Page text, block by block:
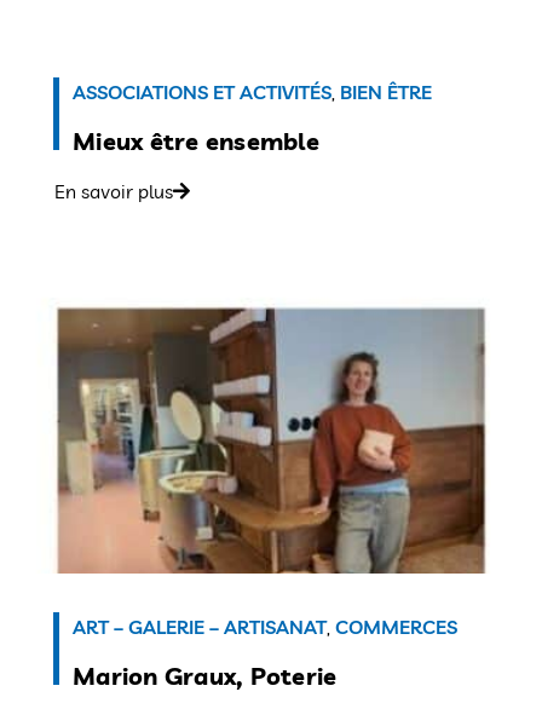
ASSOCIATIONS ET ACTIVITÉS, BIEN ÊTRE
Mieux être ensemble
En savoir plus
ART – GALERIE – ARTISANAT, COMMERCES
Marion Graux, Poterie